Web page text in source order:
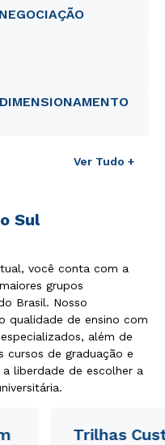
Ver Tudo +
Sul
você conta com a
grupos
Brasil. Nosso
qualidade de ensino com
além de
cursos de graduação e
liberdade de escolher a
Trilhas
Privacidade.
e